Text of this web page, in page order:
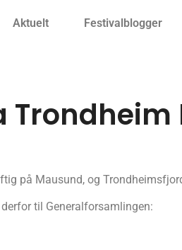
Aktuelt Festivalblogger
på Mausund, og
til Generalforsamlingen: